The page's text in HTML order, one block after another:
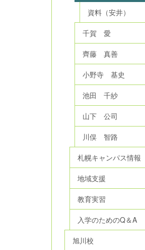
資料（安井）
千賀 愛
齊藤 真善
小野寺 基史
池田 千紗
山下 公司
川俣 智路
札幌キャンパス情報
地域支援
教育実習
入学のためのQ＆A
旭川校